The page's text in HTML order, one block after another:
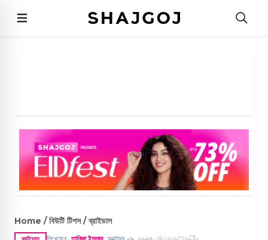
Home / বিউটি টিপস / ব্রাইডাল
● ●